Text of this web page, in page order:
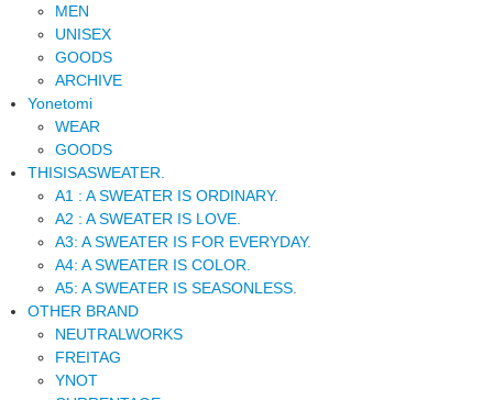
MEN
UNISEX
GOODS
ARCHIVE
Yonetomi
WEAR
GOODS
THISISASWEATER.
A1 : A SWEATER IS ORDINARY.
A2 : A SWEATER IS LOVE.
A3: A SWEATER IS FOR EVERYDAY.
A4: A SWEATER IS COLOR.
A5: A SWEATER IS SEASONLESS.
OTHER BRAND
NEUTRALWORKS
FREITAG
YNOT